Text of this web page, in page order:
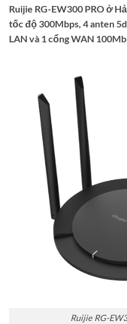
Ruijie RG-EW300 PRO ở
tốc độ 300Mbps, 4 anten
LAN và 1 cổng WAN
Ruijie RG-